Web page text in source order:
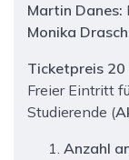
Martin Danes:
Monika
Ticketpreis 20
Freier Eintritt
Studierende (
Anzahl